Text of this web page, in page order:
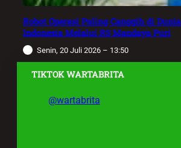
Robot Operasi Paling Canggih di
Indonesia Melalui RS Mandaya Puri
Senin, 20 Juli 2026 – 13:50
TIKTOK WARTABRITA
@wartabrita